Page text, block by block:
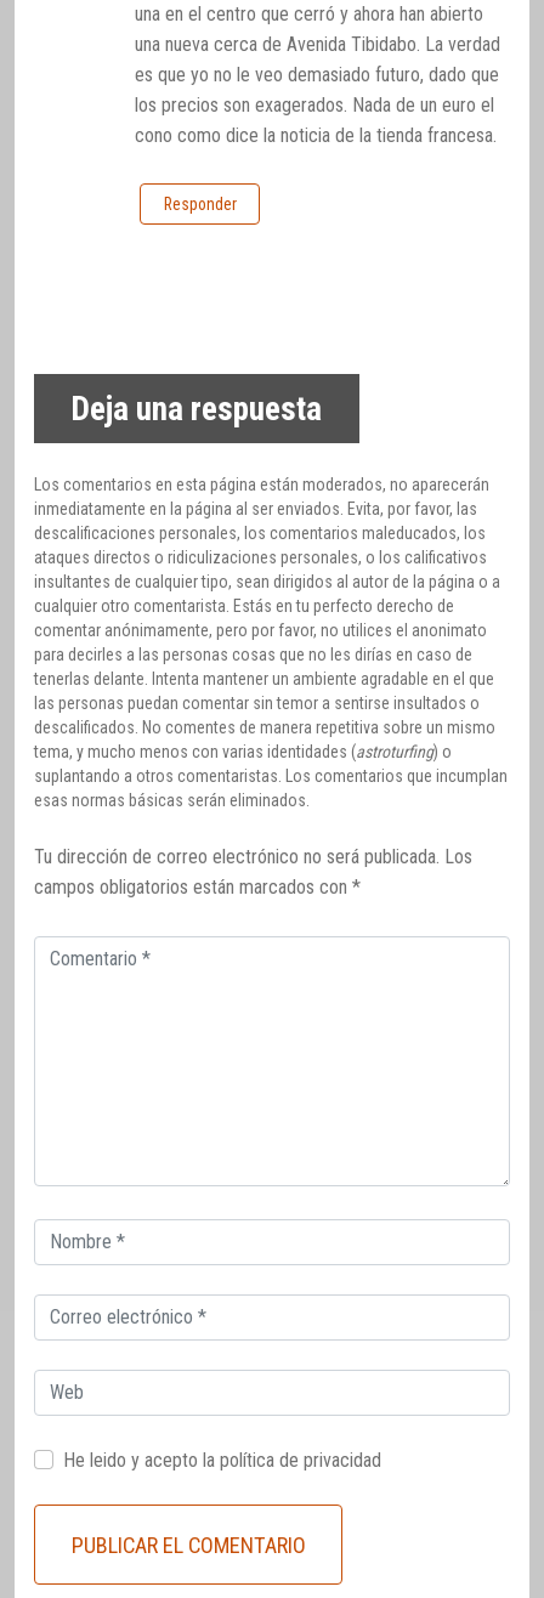
una en el centro que cerró y ahora han abierto
una nueva cerca de Avenida Tibidabo. La verdad
es que yo no le veo demasiado futuro, dado que
los precios son exagerados. Nada de un euro el
cono como dice la noticia de la tienda francesa.
Responder
Deja una respuesta
Los comentarios en esta página están moderados, no aparecerán
inmediatamente en la página al ser enviados. Evita, por favor, las
descalificaciones personales, los comentarios maleducados, los
ataques directos o ridiculizaciones personales, o los calificativos
insultantes de cualquier tipo, sean dirigidos al autor de la página o a
cualquier otro comentarista. Estás en tu perfecto derecho de
comentar anónimamente, pero por favor, no utilices el anonimato
para decirles a las personas cosas que no les dirías en caso de
tenerlas delante. Intenta mantener un ambiente agradable en el que
las personas puedan comentar sin temor a sentirse insultados o
descalificados. No comentes de manera repetitiva sobre un mismo
tema, y mucho menos con varias identidades (astroturfing) o
suplantando a otros comentaristas. Los comentarios que incumplan
esas normas básicas serán eliminados.
Tu dirección de correo electrónico no será publicada. Los
campos obligatorios están marcados con *
Comentario
Correo
electrónico
Correo
electrónico
Web
He leido y acepto la política de privacidad